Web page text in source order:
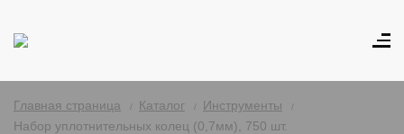
Главная страница Каталог
Инструменты
Набор уплотнительных колец (0,7мм), 750 шт.